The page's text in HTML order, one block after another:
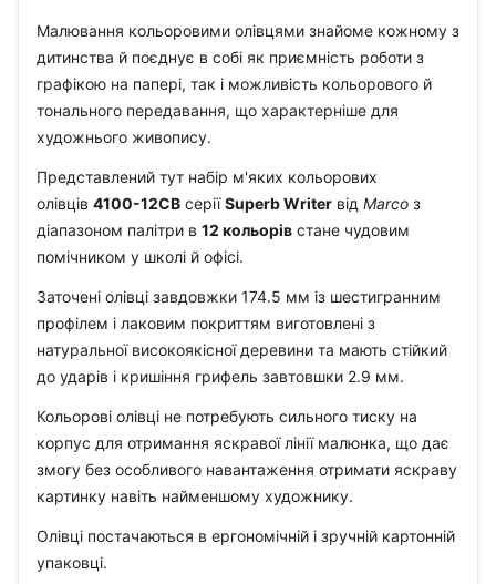
Малювання кольоровими олівцями знайоме кожному з
дитинства й поєднує в собі як приємність роботи з
графікою на папері, так і можливість кольорового й
тонального передавання, що характерніше для
художнього живопису.
Представлений тут набір м'яких кольорових
олівців 4100-12CB серії Superb Writer від Marco з
діапазоном палітри в 12 кольорів стане чудовим
помічником у школі й офісі.
Заточені олівці завдовжки 174.5 мм із шестигранним
профілем і лаковим покриттям виготовлені з
натуральної високоякісної деревини та мають стійкий
до ударів і кришіння грифель завтовшки 2.9 мм.
Кольорові олівці не потребують сильного тиску на
корпус для отримання яскравої лінії малюнка, що дає
змогу без особливого навантаження отримати яскраву
картинку навіть найменшому художнику.
Олівці постачаються в ергономічній і зручній картонній
упаковці.